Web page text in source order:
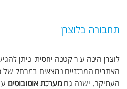
תחבורה בלוצרן
לוצרן הינה עיר קטנה יחסית וניתן
העתיקה. ישנה גם מערכת אוטובוסים